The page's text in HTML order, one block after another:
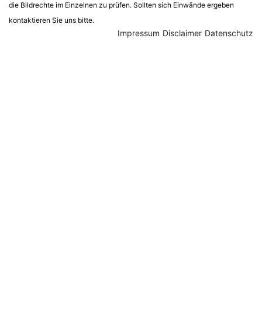
die Bildrechte im Einzelnen zu prüfen. Sollten sich Einwände ergeben
kontaktieren Sie uns bitte.
Datenschutz
Disclaimer
Impressum